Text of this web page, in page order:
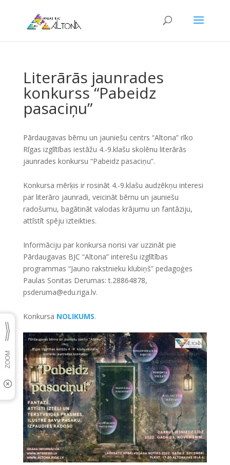
Literārās jaunrades
konkurss “Pabeidz
pasaciņu”
Pārdaugavas bērnu un jauniešu centrs “Altona” rīko
Rīgas izglītības iestāžu 4.-9.klašu skolēnu literārās
jaunrades konkursu “Pabeidz pasaciņu”.
Konkursa mērķis ir rosināt 4.-9.klašu audzēkņu interesi
par literāro jaunradi, veicināt bērnu un jauniešu
radošumu, bagātināt valodas krājumu un fantāziju,
attīstīt spēju izteikties.
Informāciju par konkursa norisi var uzzināt pie
Pārdaugavas BJC “Altona” interešu izglītības
programmas “Jauno rakstnieku klubiņš” pedagoģes
Paulas Sonitas Derumas: t.28864878,
psderuma@edu.riga.lv.
Konkursa NOLIKUMS.